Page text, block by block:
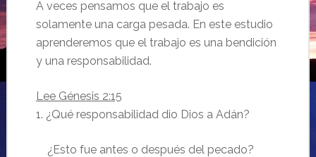
A veces pensamos que el trabajo es
solamente una carga pesada. En este estudio
aprenderemos que el trabajo es una bendición
y una responsabilidad.
Lee Génesis 2:15
1. ¿Qué responsabilidad dio Dios a Adán?
¿Esto fue antes o después del pecado?